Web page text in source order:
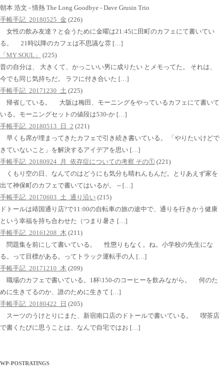
朝本 浩文 - 情熱 The Long Goodbye - Dave Grusin Trio
手帳手記_20180525_金 (226)
女性の飲み友達？と会うために金曜は21:45に田町のカフェにて書いてい
る。 21時以降のカフェは不思議な雰 […]
「MY SOUL」
(225)
昔の自分は、 大きくて、かっこいい男に成りたい とメモってた。 それは、
今でも同じ気持ちだ。 ラフに付き合いた […]
手帳手記_20171230_土 (225)
帰省している。 大阪は梅田、モーニングをやっているカフェにて書いて
いる。モーニングセットの値段は530-か […]
手帳手記_20180513_日_2 (221)
早くも席が埋まってきたカフェで引き続き書いている。 「やりたいけどで
きていないこと」を解決するアイデアを思い […]
手帳手記_20180924_月_依存症についての考察 その① (221)
くもり空の日、なんてのはどうにも気分も晴れんもんだ。とりあえず家を
出て神保町のカフェで書いてはいるが。 -- […]
手帳手記_20170603_土_通り沿い (215)
ドトールは靖国通り店?で11:00の自転車の旅の途中で、通りを行きかう健康
という幸福を持ち合わせた（つまり暑さ […]
手帳手記_20161208_木 (211)
問題集を前にして書いている。 性懲りもなく。ね。小学校の先生にな
る。って目標がある。ってトラック運転手の人 […]
手帳手記_20171210_木 (209)
職場のカフェで書いている。1杯\150-のコーヒーを飲みながら。 何のた
めに生きてるのか、誰のために生きて […]
手帳手記_20180422_日 (205)
スーツのうけとりにまた、新宿南口店のドトールで書いている。 喫茶店
で書くたびに思うことは、なんで自宅ではお […]
WP-POSTRATINGS